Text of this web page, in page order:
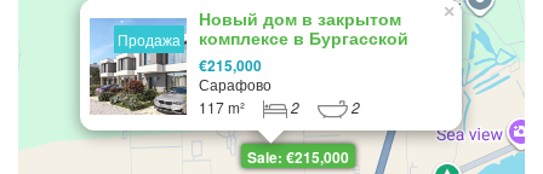
Sale: €215,000
Продажа
Новый дом в закрытом
комплексе в Бургасской
области - комплекс
Виктория Каса
€215,000
Сарафово
117 m²
2 2
×